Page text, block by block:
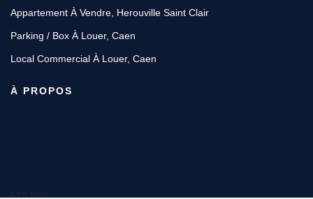
Appartement À Vendre, Herouville Saint Clair
Parking / Box À Louer, Caen
Local Commercial À Louer, Caen
À PROPOS